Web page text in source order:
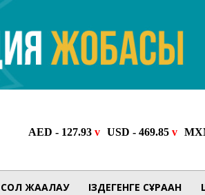
СОЛ ЖАҒАЛАУ ІЗДЕГЕНГЕ СҰРАҒАН